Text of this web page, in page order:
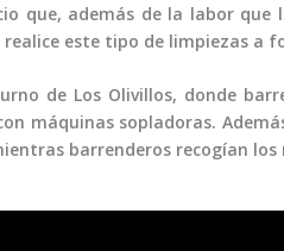
que, además de la labor
este tipo de limpiezas a
de Los Olivillos, donde
máquinas sopladoras.
barrenderos recogían los